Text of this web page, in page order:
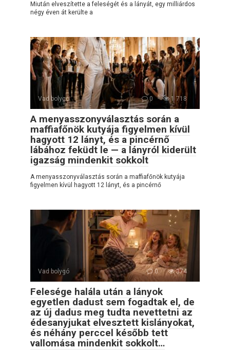
Miután elveszítette a feleségét és a lányát, egy milliárdos
négy éven át kerülte a
Vad bolygó 0 1 718
A menyasszonyválasztás során a
maffiafőnök kutyája figyelmen kívül
hagyott 12 lányt, és a pincérnő
lábához feküdt le — a lányról kiderült
igazság mindenkit sokkolt
A menyasszonyválasztás során a maffiafőnök kutyája
figyelmen kívül hagyott 12 lányt, és a pincérnő
Vad bolygó 0 374
Felesége halála után a lányok
egyetlen dadust sem fogadtak el, de
az új dadus meg tudta nevettetni az
édesanyjukat elvesztett kislányokat,
és néhány perccel később tett
vallomása mindenkit sokkolt…